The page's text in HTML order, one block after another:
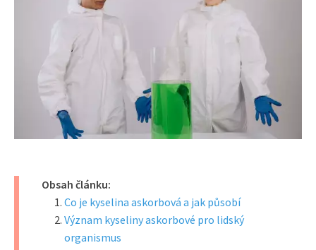
Obsah článku:
Co je kyselina askorbová a jak působí
Význam kyseliny askorbové pro lidský
organismus